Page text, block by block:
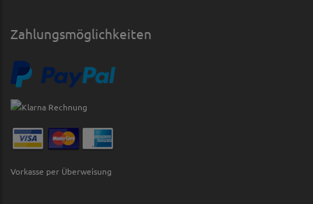
Zahlungsmöglichkeiten
Vorkasse per Überweisung